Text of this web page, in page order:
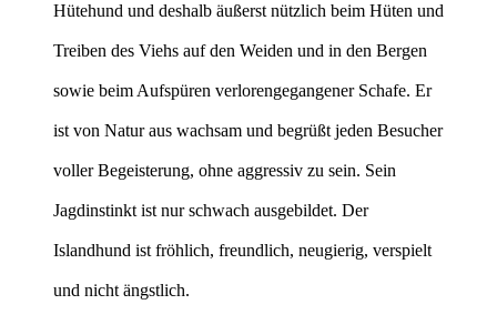
Hütehund und deshalb äußerst nützlich beim Hüten und
Treiben des Viehs auf den Weiden und in den Bergen
sowie beim Aufspüren verlorengegangener Schafe. Er
ist von Natur aus wachsam und begrüßt jeden Besucher
voller Begeisterung, ohne aggressiv zu sein. Sein
Jagdinstinkt ist nur schwach ausgebildet. Der
Islandhund ist fröhlich, freundlich, neugierig, verspielt
und nicht ängstlich.